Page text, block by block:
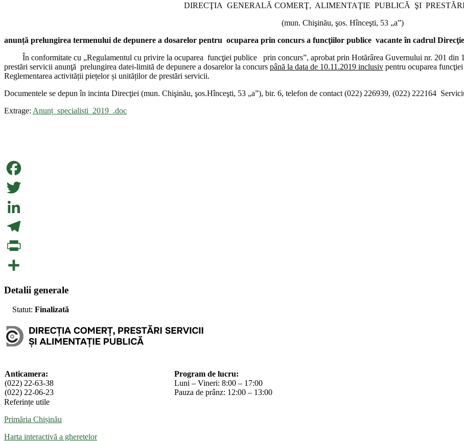
DIRECŢIA GENERALĂ COMERŢ, ALIMENTAŢIE PUBLICĂ ŞI
(mun. Chişinău, şos. Hînceşti, 53 „a”)
anunță prelungirea termenului de depunere a dosarelor pentru ocuparea prin concurs a funcţiilor publice vacante în cadrul
În conformitate cu „Regulamentul cu privire la ocuparea funcţiei publice prin concurs”, aprobat prin Hotărârea Guvernului nr. 201 din
prestări servicii anunţă prelungirea datei-limită de depunere a dosarelor la concurs până la data de 10.11.2019 inclusiv pentru ocuparea
Reglementarea activității piețelor și unităților de prestări servicii.
Documentele se depun în incinta Direcţiei (mun. Chişinău, şos.Hînceşti, 53 „a”), bir. 6, telefon de contact (022) 226939, (022) 222164
Extrage: Anunț_specialisti_2019_.doc
Facebook
Twitter
LinkedIn
Telegram
PrintFriendly
Partajează
Detalii generale
Statut: Finalizată
Anticamera:
(022) 22-63-38
(022) 22-06-23
Program de lucru:
Luni – Vineri: 8:00 – 17:00
Pauza de prânz: 12:00 – 13:00
Referințe utile
Primăria Chișinău
Harta interactivă a gheretelor